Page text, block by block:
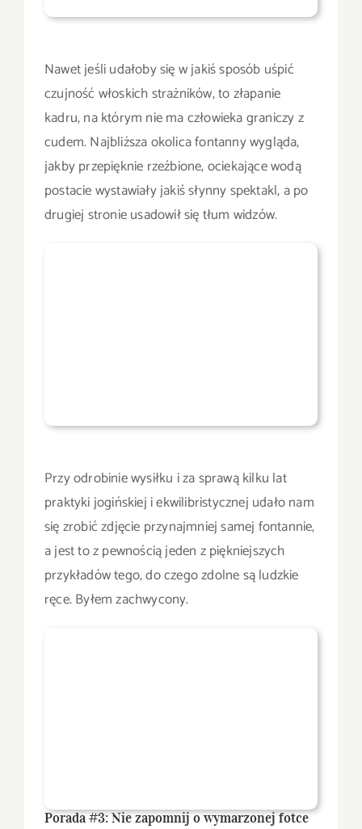
Nawet jeśli udałoby się w jakiś sposób uśpić
czujność włoskich strażników, to złapanie
kadru, na którym nie ma człowieka graniczy z
cudem. Najbliższa okolica fontanny wygląda,
jakby przepięknie rzeźbione, ociekające wodą
postacie wystawiały jakiś słynny spektakl, a po
drugiej stronie usadowił się tłum widzów.
Przy odrobinie wysiłku i za sprawą kilku lat
praktyki jogińskiej i ekwilibristycznej udało nam
się zrobić zdjęcie przynajmniej samej fontannie,
a jest to z pewnością jeden z piękniejszych
przykładów tego, do czego zdolne są ludzkie
ręce. Byłem zachwycony.
Porada #3: Nie zapomnij o wymarzonej fotce